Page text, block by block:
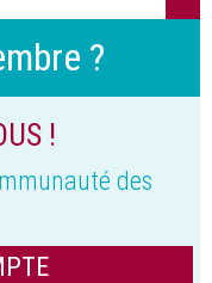
?
!
des